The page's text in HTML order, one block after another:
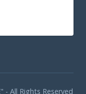
- All Rights Reserved